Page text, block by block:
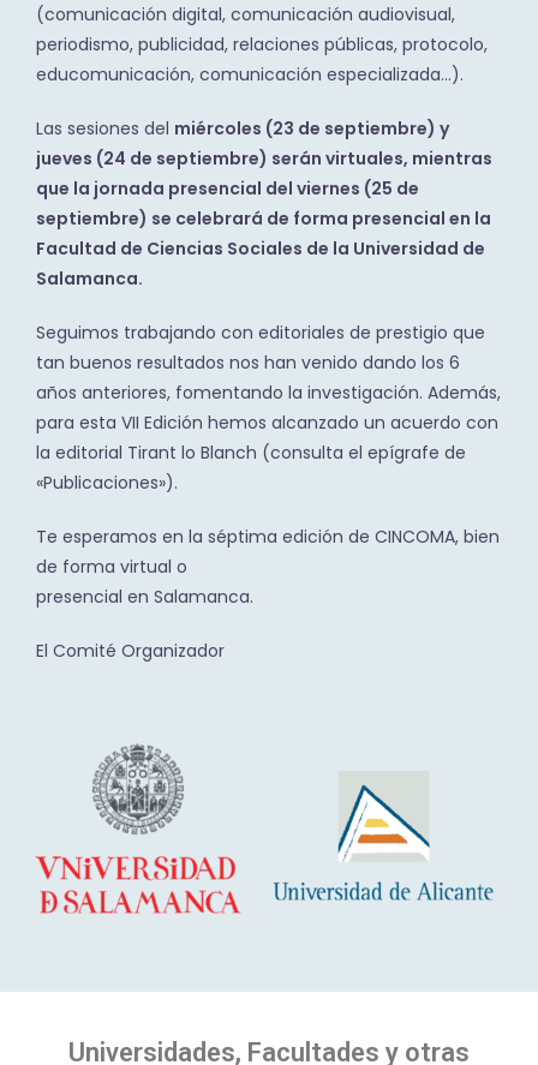
(comunicación digital, comunicación audiovisual,
periodismo, publicidad, relaciones públicas, protocolo,
educomunicación, comunicación especializada…).
Las sesiones del miércoles (23 de septiembre) y
jueves (24 de septiembre) serán virtuales, mientras
que la jornada presencial del viernes (25 de
septiembre) se celebrará de forma presencial en la
Facultad de Ciencias Sociales de la Universidad de
Salamanca.
Seguimos trabajando con editoriales de prestigio que
tan buenos resultados nos han venido dando los 6
años anteriores, fomentando la investigación. Además,
para esta VII Edición hemos alcanzado un acuerdo con
la editorial Tirant lo Blanch (consulta el epígrafe de
«Publicaciones»).
Te esperamos en la séptima edición de CINCOMA, bien
de forma virtual o
presencial en Salamanca.
El Comité Organizador
Universidades, Facultades y otras